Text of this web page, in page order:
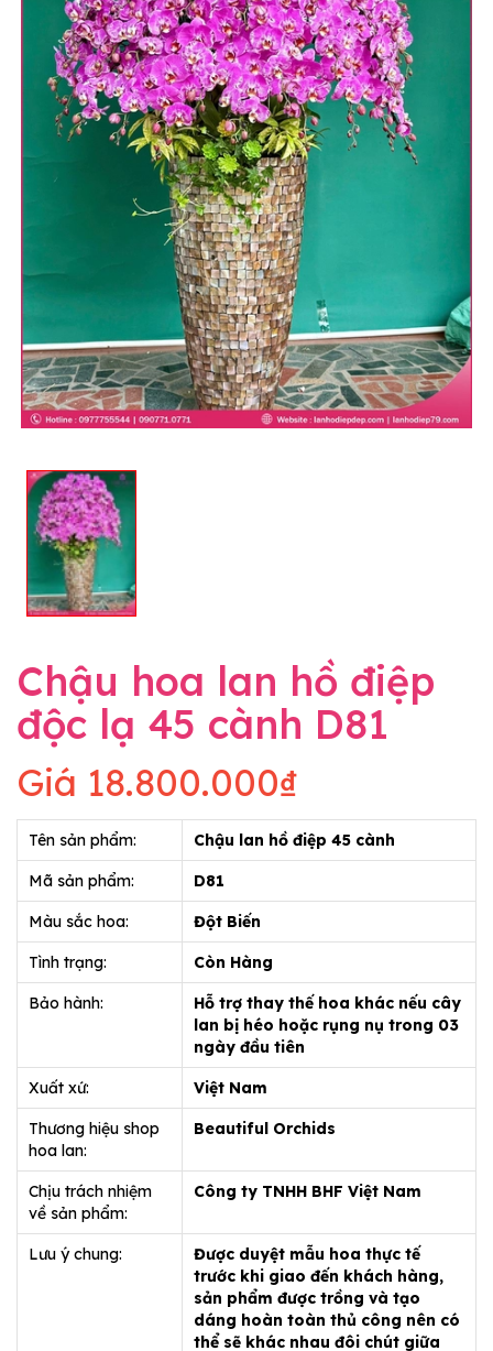
Chậu hoa lan hồ điệp
độc lạ 45 cành D81
Giá 18.800.000₫
Tên sản phẩm: Chậu lan hồ điệp 45 cành
Mã sản phẩm: D81
Màu sắc hoa: Đột Biến
Tình trạng: Còn Hàng
Bảo hành:
Hỗ trợ thay thế hoa khác nếu cây
lan bị héo hoặc rụng nụ trong 03
ngày đầu tiên
Xuất xứ: Việt Nam
Thương hiệu shop
hoa lan:
Beautiful Orchids
Chịu trách nhiệm
về sản phẩm:
Công ty TNHH BHF Việt Nam
Lưu ý chung:
Được duyệt mẫu hoa thực tế
trước khi giao đến khách hàng,
sản phẩm được trồng và tạo
dáng hoàn toàn thủ công nên có
thể sẽ khác nhau đôi chút giữa